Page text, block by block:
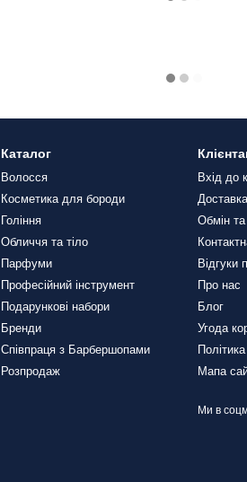
Каталог
Волосся
Косметика для бороди
Гоління
Обличчя та тіло
Парфуми
Професійний інструмент
Подарункові набори
Бренди
Співпраця з Барбершопами
Розпродаж
Вхід до
Обмін
Відгуки
Про нас
Блог
Угода
Мапа
Ми в